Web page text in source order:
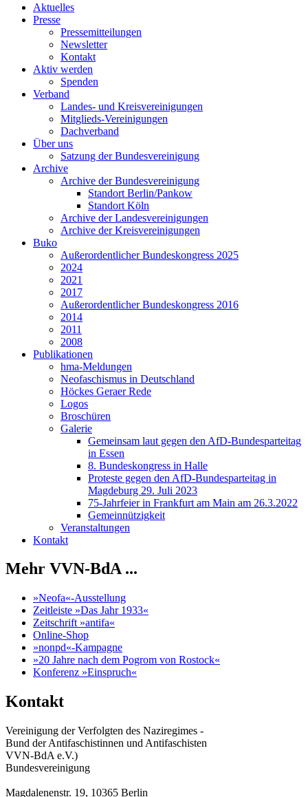
Aktuelles
Presse
Pressemitteilungen
Newsletter
Kontakt
Aktiv werden
Spenden
Verband
Landes- und Kreisvereinigungen
Mitglieds-Vereinigungen
Dachverband
Über uns
Satzung der Bundesvereinigung
Archive
Archive der Bundesvereinigung
Standort Berlin/Pankow
Standort Köln
Archive der Landesvereinigungen
Archive der Kreisvereinigungen
Buko
Außerordentlicher Bundeskongress 2025
2024
2021
2017
Außerordentlicher Bundeskongress 2016
2014
2011
2008
Publikationen
hma-Meldungen
Neofaschismus in Deutschland
Höckes Geraer Rede
Logos
Broschüren
Galerie
Gemeinsam laut gegen den AfD-Bundesparteitag
in Essen
8. Bundeskongress in Halle
Proteste gegen den AfD-Bundesparteitag in
Magdeburg 29. Juli 2023
75-Jahrfeier in Frankfurt am Main am 26.3.2022
Gemeinnützigkeit
Veranstaltungen
Kontakt
Mehr VVN-BdA ...
»Neofa«-Ausstellung
Zeitleiste »Das Jahr 1933«
Zeitschrift »antifa«
Online-Shop
»nonpd«-Kampagne
»20 Jahre nach dem Pogrom von Rostock«
Konferenz »Einspruch«
Kontakt
Vereinigung der Verfolgten des Naziregimes -
Bund der Antifaschistinnen und Antifaschisten
VVN-BdA e.V.)
Bundesvereinigung
Magdalenenstr. 19, 10365 Berlin